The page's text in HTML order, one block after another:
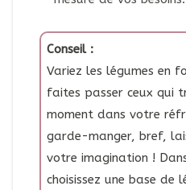
Conseil :
Variez les légumes en
faites passer ceux qui
moment dans votre
garde-manger, bref,
votre imagination !
choisissez une base de